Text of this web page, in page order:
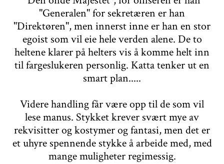
"Generalen" for sekretæren er han
"Direktøren", men innerst inne er han en stor
egoist som vil eie hele verden alene. De to
heltene klarer på helters vis å komme helt inn
til fargeslukeren personlig. Katta tenker ut en
smart plan.....
Videre handling får være opp til de som vil
lese manus. Stykket krever svært mye av
rekvisitter og kostymer og fantasi, men det er
et uhyre spennende stykke å arbeide med, med
mange muligheter regimessig.